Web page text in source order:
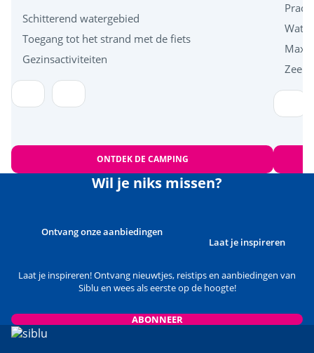
Schitterend watergebied
Toegang tot het strand met de fiets
Gezinsactiviteiten
ONTDEK DE CAMPING
Zeer
Wil je niks missen?
Ontvang onze aanbiedingen
Laat je inspireren
Laat je inspireren! Ontvang nieuwtjes, reistips en aanbiedingen van
Siblu en wees als eerste op de hoogte!
ABONNEER